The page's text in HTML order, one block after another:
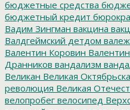
бюджетные средства
бюджетный кредит
Вадим Зингман вакцина
Валдгеймский детдом
Валентин Коровин
Дранников вандализм
Великан Великая
революция Великая
велопробег велосипед